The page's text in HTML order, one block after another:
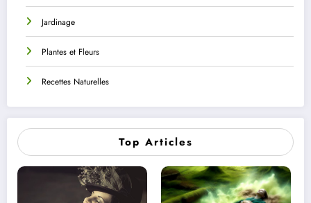
Jardinage
Plantes et Fleurs
Recettes Naturelles
Top Articles